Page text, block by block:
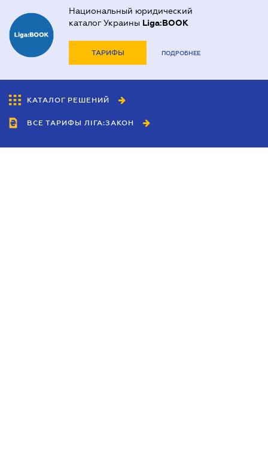
Национальный юридический
каталог Украины Liga:BOOK
ТАРИФЫ ПОДРОБНЕЕ
КАТАЛОГ РЕШЕНИЙ
ВСЕ ТАРИФЫ ЛІГА:ЗАКОН